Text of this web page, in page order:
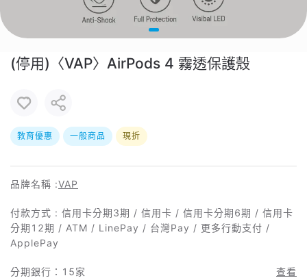
(停用)〈VAP〉AirPods 4 霧透保護殼
教育優惠 一般商品 現折
品牌名稱 :VAP
付款方式 : 信用卡分期3期 / 信用卡 / 信用卡分期6期 / 信用卡
分期12期 / ATM / LinePay / 台灣Pay / 更多行動支付 /
ApplePay
分期銀行： 15家 查看